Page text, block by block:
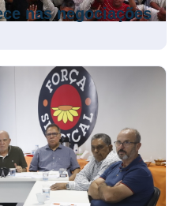
nas negociações